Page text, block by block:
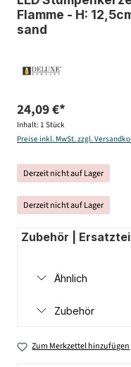
Flamme - H:
sand
24,09 €*
Inhalt: 1 Stück
Preise inkl. MwSt. zzgl.
Derzeit nicht auf Lager
Derzeit nicht auf Lager
Zubehör |
Ähnlich
Zubehör
Zum Merkzettel hinzufügen